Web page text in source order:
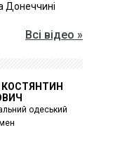
Донеччині
Всі відео »
КОСТЯНТИН
одеський